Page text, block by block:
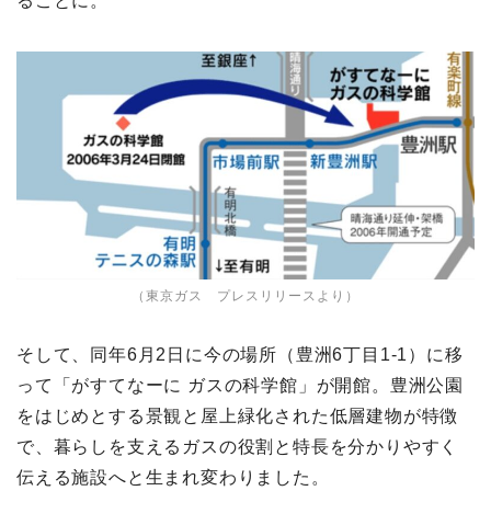
（東京ガス プレスリリースより）
そして、同年6月2日に今の場所（豊洲6丁目1-1）に移
って「がすてなーに ガスの科学館」が開館。豊洲公園
をはじめとする景観と屋上緑化された低層建物が特徴
で、暮らしを支えるガスの役割と特長を分かりやすく
伝える施設へと生まれ変わりました。